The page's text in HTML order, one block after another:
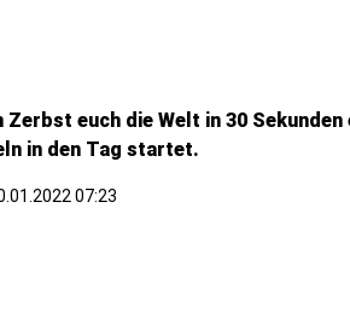
euch die Welt in 30
in den Tag startet.
07:23